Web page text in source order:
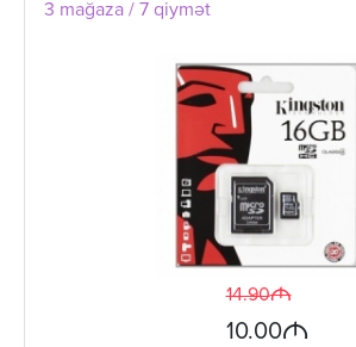
3 mağaza / 7 qiymət
14.90M
10.00M